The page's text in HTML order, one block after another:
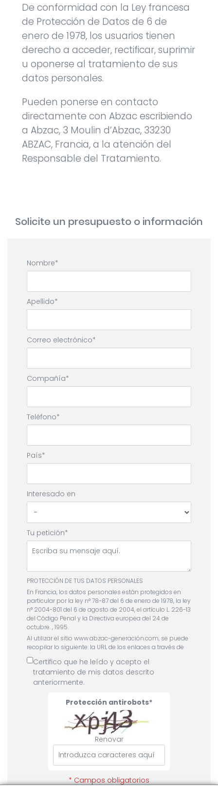
De conformidad con la Ley francesa
de Protección de Datos de 6 de
enero de 1978, los usuarios tienen
derecho a acceder, rectificar, suprimir
u oponerse al tratamiento de sus
datos personales.
Pueden ponerse en contacto
directamente con Abzac escribiendo
a Abzac, 3 Moulin d’Abzac, 33230
ABZAC, Francia, a la atención del
Responsable del Tratamiento.
Solicite un presupuesto o información
Nombre
Apellido
Correo electrónico
Compañía
Teléfono
País
Interesado en
Tu petición
PROTECCIÓN DE TUS DATOS PERSONALES
En Francia, los datos personales están protegidos en
particular por la ley n° 78-87 del 6 de enero de 1978, la ley
n° 2004-801 del 6 de agosto de 2004, el artículo L. 226-13
del Código Penal y la Directiva europea del 24 de
octubre. , 1995.
Al utilizar el sitio www.abzac-generación.com, se puede
recopilar lo siguiente: la URL de los enlaces a través de
los cuales el usuario accedió al sitio www.abzac-
generación.com, el proveedor de acceso del usuario, el
Protocolo de Internet (IP) del usuario ) DIRECCIÓN.
En cualquier caso, Abzac únicamente recopila
de determinados servicios ofrecidos por el sitio abzac-
generación.com. El usuario proporciona esta
información con pleno conocimiento de causa,
especialmente cuando la introduce él mismo. A
continuación se informa al usuario del sitio
www.abzac-generación.com si está o no obligado a
facilitar esta información.
De conformidad con lo dispuesto en los artículos 38 y
procesamiento de datos, archivos y libertades,
Certifico que he leído y acepto el
tratamiento de mis datos descrito
anteriormente.
Protección antirobots
Renovar
* Campos obligatorios